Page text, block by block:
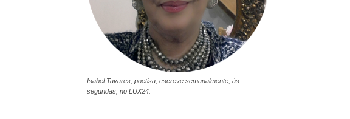
Isabel Tavares, poetisa, escreve semanalmente, às
segundas, no LUX24.